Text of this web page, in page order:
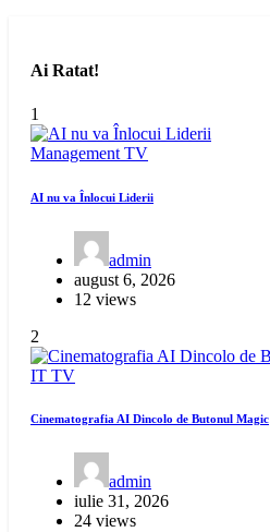
Ai Ratat!
1
Management TV
AI nu va Înlocui Liderii
admin
august 6, 2026
12 views
2
IT TV
Cinematografia AI Dincolo de Butonul Magic
admin
iulie 31, 2026
24 views